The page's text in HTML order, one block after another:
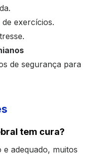
exercícios.
de segurança para
tem cura?
adequado, muitos